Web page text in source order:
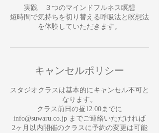
実践 ３つのマインドフルネス瞑想
短時間で気持ちを切り替える呼吸法と瞑想法
を体験していただきます。
キャンセルポリシー
スタジオクラスは基本的にキャンセル不可と
なります。
クラス前日の昼12:00までに
info@suwaru.co.jp までご連絡いただければ
2ヶ月以内開催のクラスに予約の変更は可能